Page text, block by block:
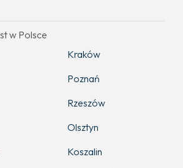
w Polsce
Kraków
Poznań
Rzeszów
Olsztyn
Koszalin